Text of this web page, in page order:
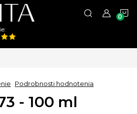
Podrobnosti hodnotenia
- 100 ml